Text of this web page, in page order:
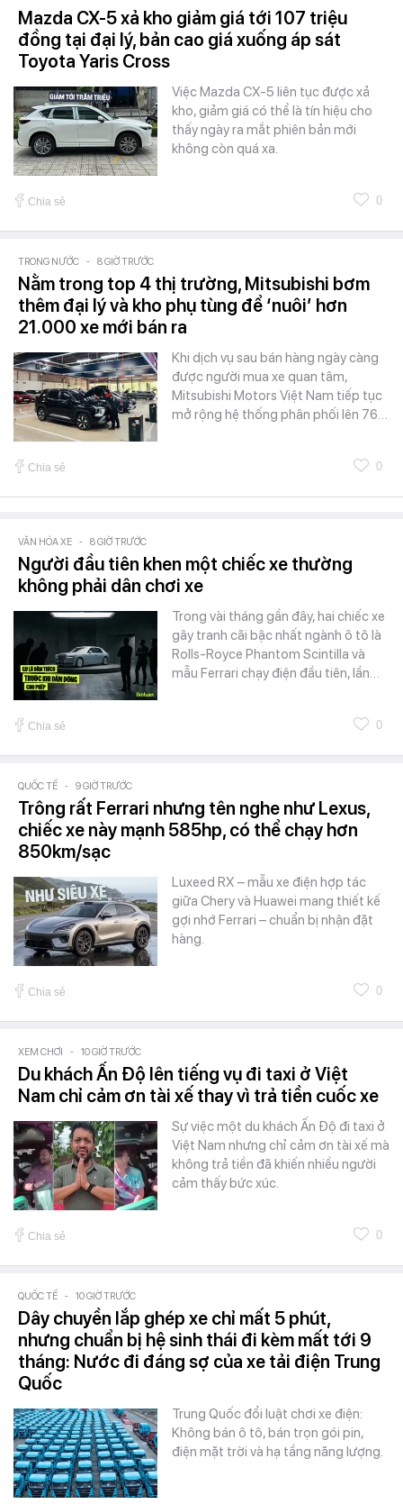
Mazda CX-5 xả kho giảm giá tới 107 triệu
đồng tại đại lý, bản cao giá xuống áp sát
Toyota Yaris Cross
Việc Mazda CX-5 liên tục được xả
kho, giảm giá có thể là tín hiệu cho
thấy ngày ra mắt phiên bản mới
không còn quá xa.
Chia sẻ 0
TRONG NƯỚC - 8 GIỜ TRƯỚC
Nằm trong top 4 thị trường, Mitsubishi bơm
thêm đại lý và kho phụ tùng để ‘nuôi’ hơn
21.000 xe mới bán ra
Khi dịch vụ sau bán hàng ngày càng
được người mua xe quan tâm,
Mitsubishi Motors Việt Nam tiếp tục
mở rộng hệ thống phân phối lên 76…
Chia sẻ 0
VĂN HÓA XE - 8 GIỜ TRƯỚC
Người đầu tiên khen một chiếc xe thường
không phải dân chơi xe
Trong vài tháng gần đây, hai chiếc xe
gây tranh cãi bậc nhất ngành ô tô là
Rolls-Royce Phantom Scintilla và
mẫu Ferrari chạy điện đầu tiên, lần…
Chia sẻ 0
QUỐC TẾ - 9 GIỜ TRƯỚC
Trông rất Ferrari nhưng tên nghe như Lexus,
chiếc xe này mạnh 585hp, có thể chạy hơn
850km/sạc
Luxeed RX – mẫu xe điện hợp tác
giữa Chery và Huawei mang thiết kế
gợi nhớ Ferrari – chuẩn bị nhận đặt
hàng.
Chia sẻ 0
XEM CHƠI - 10 GIỜ TRƯỚC
Du khách Ấn Độ lên tiếng vụ đi taxi ở Việt
Nam chỉ cảm ơn tài xế thay vì trả tiền cuốc xe
Sự việc một du khách Ấn Độ đi taxi ở
Việt Nam nhưng chỉ cảm ơn tài xế mà
không trả tiền đã khiến nhiều người
cảm thấy bức xúc.
Chia sẻ 0
QUỐC TẾ - 10 GIỜ TRƯỚC
Dây chuyền lắp ghép xe chỉ mất 5 phút,
nhưng chuẩn bị hệ sinh thái đi kèm mất tới 9
tháng: Nước đi đáng sợ của xe tải điện Trung
Quốc
Trung Quốc đổi luật chơi xe điện:
Không bán ô tô, bán trọn gói pin,
điện mặt trời và hạ tầng năng lượng.